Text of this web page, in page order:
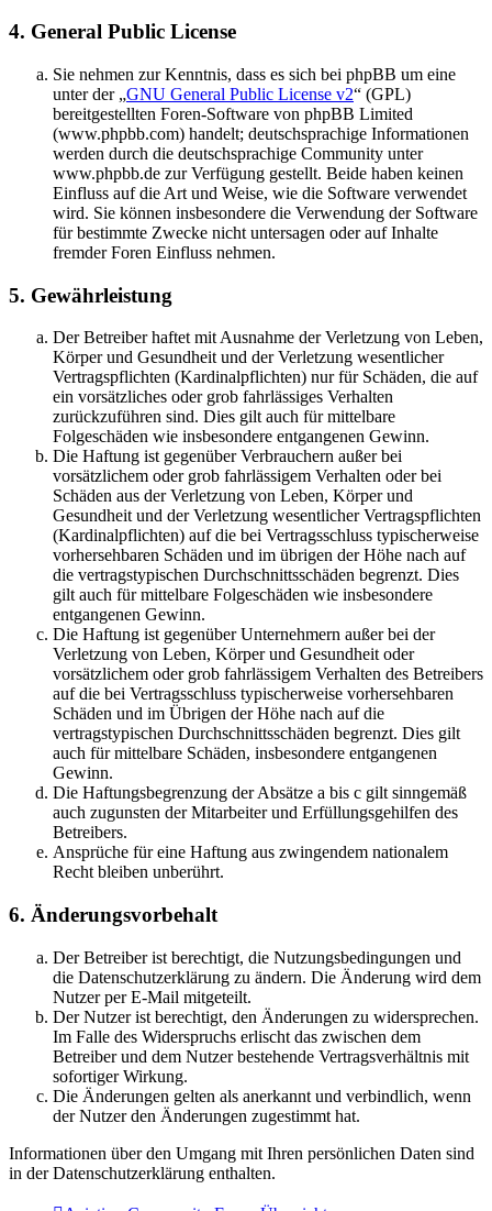
4. General Public License
Sie nehmen zur Kenntnis, dass es sich bei phpBB um eine
unter der „GNU General Public License v2“ (GPL)
bereitgestellten Foren-Software von phpBB Limited
(www.phpbb.com) handelt; deutschsprachige Informationen
werden durch die deutschsprachige Community unter
www.phpbb.de zur Verfügung gestellt. Beide haben keinen
Einfluss auf die Art und Weise, wie die Software verwendet
wird. Sie können insbesondere die Verwendung der Software
für bestimmte Zwecke nicht untersagen oder auf Inhalte
fremder Foren Einfluss nehmen.
5. Gewährleistung
Der Betreiber haftet mit Ausnahme der Verletzung von Leben,
Körper und Gesundheit und der Verletzung wesentlicher
Vertragspflichten (Kardinalpflichten) nur für Schäden, die auf
ein vorsätzliches oder grob fahrlässiges Verhalten
zurückzuführen sind. Dies gilt auch für mittelbare
Folgeschäden wie insbesondere entgangenen Gewinn.
Die Haftung ist gegenüber Verbrauchern außer bei
vorsätzlichem oder grob fahrlässigem Verhalten oder bei
Schäden aus der Verletzung von Leben, Körper und
Gesundheit und der Verletzung wesentlicher Vertragspflichten
(Kardinalpflichten) auf die bei Vertragsschluss typischerweise
vorhersehbaren Schäden und im übrigen der Höhe nach auf
die vertragstypischen Durchschnittsschäden begrenzt. Dies
gilt auch für mittelbare Folgeschäden wie insbesondere
entgangenen Gewinn.
Die Haftung ist gegenüber Unternehmern außer bei der
Verletzung von Leben, Körper und Gesundheit oder
vorsätzlichem oder grob fahrlässigem Verhalten des Betreibers
auf die bei Vertragsschluss typischerweise vorhersehbaren
Schäden und im Übrigen der Höhe nach auf die
vertragstypischen Durchschnittsschäden begrenzt. Dies gilt
auch für mittelbare Schäden, insbesondere entgangenen
Gewinn.
Die Haftungsbegrenzung der Absätze a bis c gilt sinngemäß
auch zugunsten der Mitarbeiter und Erfüllungsgehilfen des
Betreibers.
Ansprüche für eine Haftung aus zwingendem nationalem
Recht bleiben unberührt.
6. Änderungsvorbehalt
Der Betreiber ist berechtigt, die Nutzungsbedingungen und
die Datenschutzerklärung zu ändern. Die Änderung wird dem
Nutzer per E-Mail mitgeteilt.
Der Nutzer ist berechtigt, den Änderungen zu widersprechen.
Im Falle des Widerspruchs erlischt das zwischen dem
Betreiber und dem Nutzer bestehende Vertragsverhältnis mit
sofortiger Wirkung.
Die Änderungen gelten als anerkannt und verbindlich, wenn
der Nutzer den Änderungen zugestimmt hat.
Informationen über den Umgang mit Ihren persönlichen Daten sind
in der Datenschutzerklärung enthalten.